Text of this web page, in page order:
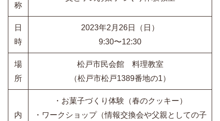
称
日
時
2023年2月26日（日）
9:30〜12:30
場
所
松戸市民会館 料理教室
（松戸市松戸1389番地の1）
内
・お菓子づくり体験（春のクッキー）
・ワークショップ（情報交換会や父親としての子